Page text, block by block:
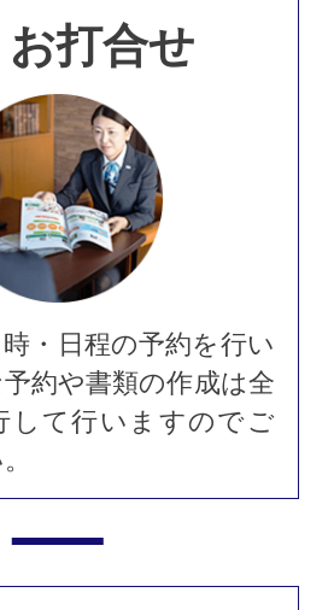
お打合せ
・日程の予約を行い
約や書類の作成は全
して行いますのでご